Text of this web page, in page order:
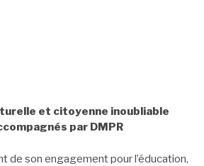
et citoyenne inoubliable
par DMPR
de son engagement pour l’éducation,